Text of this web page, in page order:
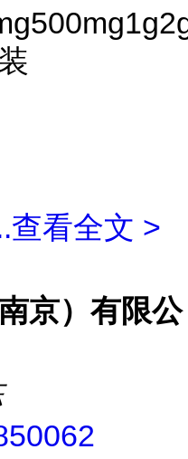
查看全文 >
京）有限公